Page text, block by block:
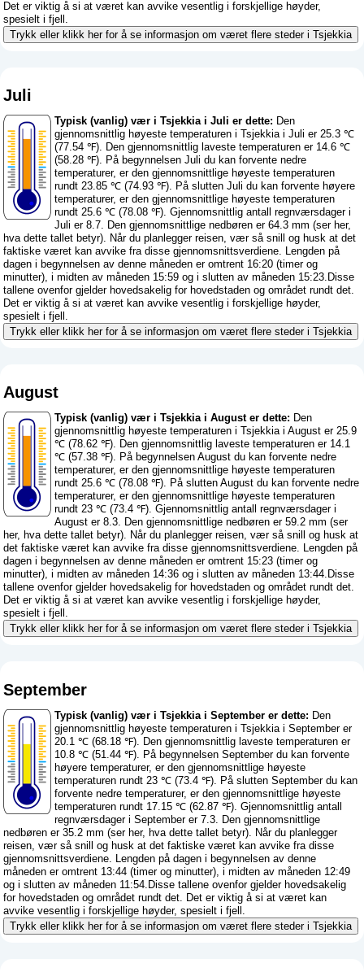
Det er viktig å si at været kan avvike vesentlig i forskjellige høyder,
spesielt i fjell.
Trykk eller klikk her for å se informasjon om været flere steder i Tsjekkia
Juli
Typisk (vanlig) vær i Tsjekkia i Juli er dette: Den
gjennomsnittlig høyeste temperaturen i Tsjekkia i Juli er 25.3 ℃
(77.54 ℉). Den gjennomsnittlig laveste temperaturen er 14.6 ℃
(58.28 ℉). På begynnelsen Juli du kan forvente nedre
temperaturer, er den gjennomsnittlige høyeste temperaturen
rundt 23.85 ℃ (74.93 ℉). På slutten Juli du kan forvente høyere
temperaturer, er den gjennomsnittlige høyeste temperaturen
rundt 25.6 ℃ (78.08 ℉). Gjennomsnittlig antall regnværsdager i
Juli er 8.7. Den gjennomsnittlige nedbøren er 64.3 mm (ser her,
hva dette tallet betyr). Når du planlegger reisen, vær så snill og husk at det
faktiske været kan avvike fra disse gjennomsnittsverdiene. Lengden på
dagen i begynnelsen av denne måneden er omtrent 16:20 (timer og
minutter), i midten av måneden 15:59 og i slutten av måneden 15:23.Disse
tallene ovenfor gjelder hovedsakelig for hovedstaden og området rundt det.
Det er viktig å si at været kan avvike vesentlig i forskjellige høyder,
spesielt i fjell.
Trykk eller klikk her for å se informasjon om været flere steder i Tsjekkia
August
Typisk (vanlig) vær i Tsjekkia i August er dette: Den
gjennomsnittlig høyeste temperaturen i Tsjekkia i August er 25.9
℃ (78.62 ℉). Den gjennomsnittlig laveste temperaturen er 14.1
℃ (57.38 ℉). På begynnelsen August du kan forvente nedre
temperaturer, er den gjennomsnittlige høyeste temperaturen
rundt 25.6 ℃ (78.08 ℉). På slutten August du kan forvente nedre
temperaturer, er den gjennomsnittlige høyeste temperaturen
rundt 23 ℃ (73.4 ℉). Gjennomsnittlig antall regnværsdager i
August er 8.3. Den gjennomsnittlige nedbøren er 59.2 mm (ser
her, hva dette tallet betyr). Når du planlegger reisen, vær så snill og husk at
det faktiske været kan avvike fra disse gjennomsnittsverdiene. Lengden på
dagen i begynnelsen av denne måneden er omtrent 15:23 (timer og
minutter), i midten av måneden 14:36 og i slutten av måneden 13:44.Disse
tallene ovenfor gjelder hovedsakelig for hovedstaden og området rundt det.
Det er viktig å si at været kan avvike vesentlig i forskjellige høyder,
spesielt i fjell.
Trykk eller klikk her for å se informasjon om været flere steder i Tsjekkia
September
Typisk (vanlig) vær i Tsjekkia i September er dette: Den
gjennomsnittlig høyeste temperaturen i Tsjekkia i September er
20.1 ℃ (68.18 ℉). Den gjennomsnittlig laveste temperaturen er
10.8 ℃ (51.44 ℉). På begynnelsen September du kan forvente
høyere temperaturer, er den gjennomsnittlige høyeste
temperaturen rundt 23 ℃ (73.4 ℉). På slutten September du kan
forvente nedre temperaturer, er den gjennomsnittlige høyeste
temperaturen rundt 17.15 ℃ (62.87 ℉). Gjennomsnittlig antall
regnværsdager i September er 7.3. Den gjennomsnittlige
nedbøren er 35.2 mm (ser her, hva dette tallet betyr). Når du planlegger
reisen, vær så snill og husk at det faktiske været kan avvike fra disse
gjennomsnittsverdiene. Lengden på dagen i begynnelsen av denne
måneden er omtrent 13:44 (timer og minutter), i midten av måneden 12:49
og i slutten av måneden 11:54.Disse tallene ovenfor gjelder hovedsakelig
for hovedstaden og området rundt det. Det er viktig å si at været kan
avvike vesentlig i forskjellige høyder, spesielt i fjell.
Trykk eller klikk her for å se informasjon om været flere steder i Tsjekkia